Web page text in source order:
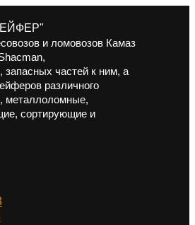
и ломовозов Камаз
запасных частей к ним, а
различного
металлоломные,
сортирующие и